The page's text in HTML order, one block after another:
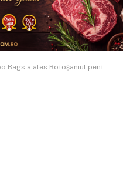
pentru a deschide o fabrică în Uniunea Europeană